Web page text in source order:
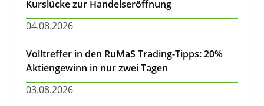
Kurslücke zur Handelseröffnung
04.08.2026
Volltreffer in den RuMaS Trading-Tipps: 20%
Aktiengewinn in nur zwei Tagen
03.08.2026